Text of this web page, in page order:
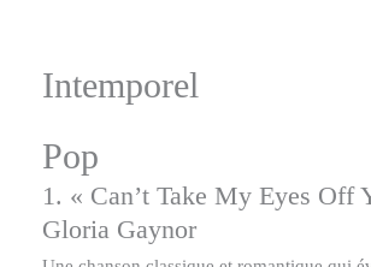
Intemporel
Pop
1. « Can’t Take My Eyes Off
Gloria Gaynor